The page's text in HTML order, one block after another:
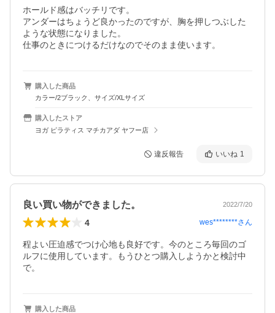
ホールド感はバッチリです。
アンダーはちょうど良かったのですが、胸を押しつぶした
ような状態になりました。
仕事のときにつけるだけなのでそのまま使います。
購入した商品
カラー/2ブラック、サイズ/XLサイズ
購入したストア
ヨガ ピラティス マチカアダ ヤフー店
違反報告 いいね 1
良い買い物ができました。 2022/7/20
4 wes********さん
程よい圧迫感でつけ心地も良好です。今のところ毎回のゴ
ルフに使用しています。もうひとつ購入しようかと検討中
で。
購入した商品